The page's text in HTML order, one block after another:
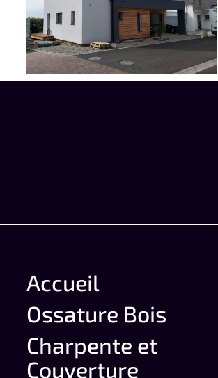
Construction d’une
maison cubique
Accueil
Ossature Bois
Charpente et
Couverture